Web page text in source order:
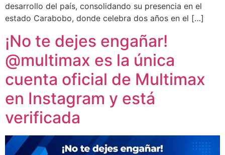
desarrollo del país, consolidando su presencia en el
estado Carabobo, donde celebra dos años en el […]
¡No te dejes engañar!
@multimax es la única
cuenta oficial de Multimax
en Instagram y está
verificada